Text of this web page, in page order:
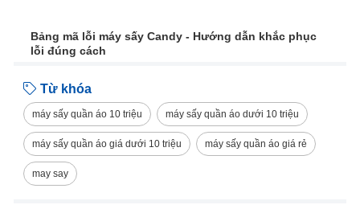
Bảng mã lỗi máy sấy Candy - Hướng dẫn khắc phục
lỗi đúng cách
Từ khóa
máy sấy quần áo 10 triệu máy sấy quần áo dưới 10 triệu
máy sấy quần áo giá dưới 10 triệu máy sấy quần áo giá rẻ
may say